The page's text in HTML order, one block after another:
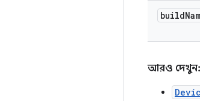
build
আরও দেখুন: